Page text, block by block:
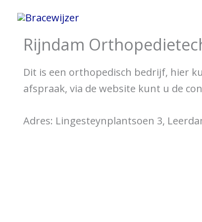
naar
Rijndam
Dit is een orthopedisch bedrijf, hier
afspraak, via de website kunt u de
Adres: Lingesteynplantsoen 3,